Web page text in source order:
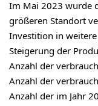
Im Mai 2023 wurde
größeren Standort
Investition in
Steigerung der
Anzahl der
Anzahl der
Anzahl der im Jahr